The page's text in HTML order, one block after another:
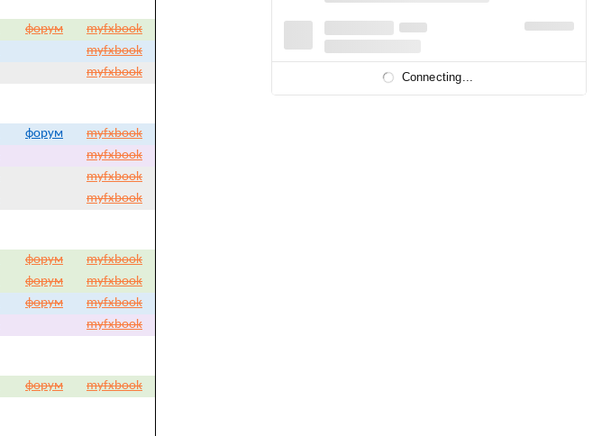
форум
myfxbook
myfxbook
myfxbook
форум
myfxbook
myfxbook
myfxbook
myfxbook
форум
myfxbook
форум
myfxbook
форум
myfxbook
myfxbook
форум myfxbook
Connecting...